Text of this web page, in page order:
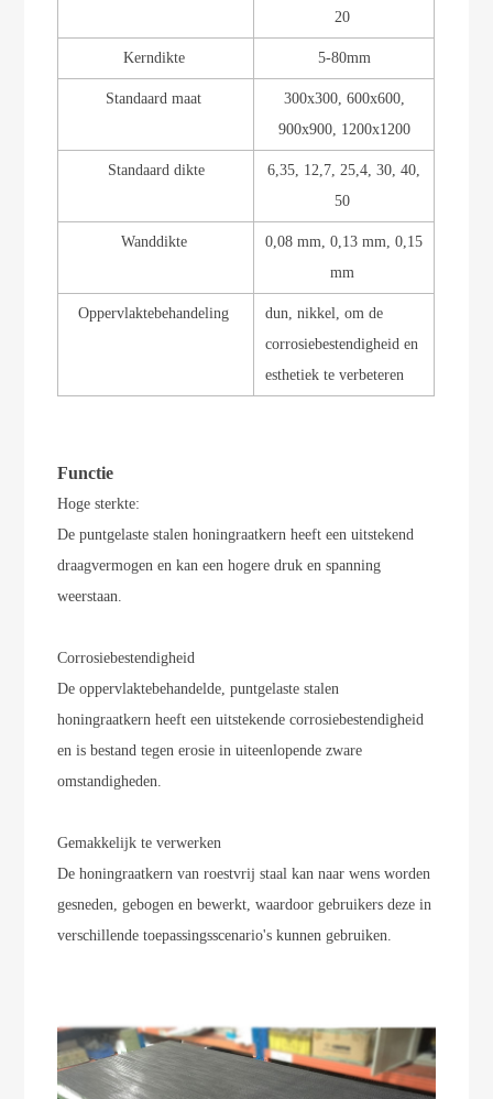
20
Kerndikte 5-80mm
Standaard maat
300x300, 600x600,
900x900, 1200x1200
Standaard dikte
6,35, 12,7, 25,4, 30, 40,
50
Wanddikte
0,08 mm, 0,13 mm, 0,15
mm
Oppervlaktebehandeling
dun, nikkel, om de
corrosiebestendigheid en
esthetiek te verbeteren
Functie
Hoge sterkte:
De puntgelaste stalen honingraatkern heeft een uitstekend
draagvermogen en kan een hogere druk en spanning
weerstaan.
Corrosiebestendigheid
De oppervlaktebehandelde, puntgelaste stalen
honingraatkern heeft een uitstekende corrosiebestendigheid
en is bestand tegen erosie in uiteenlopende zware
omstandigheden.
Gemakkelijk te verwerken
De honingraatkern van roestvrij staal kan naar wens worden
gesneden, gebogen en bewerkt, waardoor gebruikers deze in
verschillende toepassingsscenario's kunnen gebruiken.